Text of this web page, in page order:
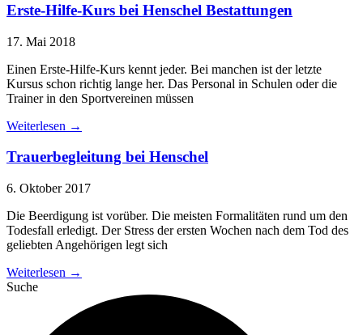
Erste-Hilfe-Kurs bei Henschel Bestattungen
17. Mai 2018
Einen Erste-Hilfe-Kurs kennt jeder. Bei manchen ist der letzte
Kursus schon richtig lange her. Das Personal in Schulen oder die
Trainer in den Sportvereinen müssen
Weiterlesen →
Trauerbegleitung bei Henschel
6. Oktober 2017
Die Beerdigung ist vorüber. Die meisten Formalitäten rund um den
Todesfall erledigt. Der Stress der ersten Wochen nach dem Tod des
geliebten Angehörigen legt sich
Weiterlesen →
Suche